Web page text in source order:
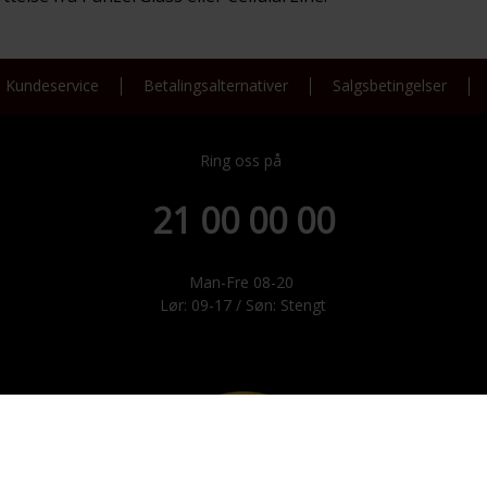
Kundeservice Betalingsalternativer Salgsbetingelser
Ring oss på
21 00 00 00
Man-Fre 08-20
Lør: 09-17 / Søn: Stengt